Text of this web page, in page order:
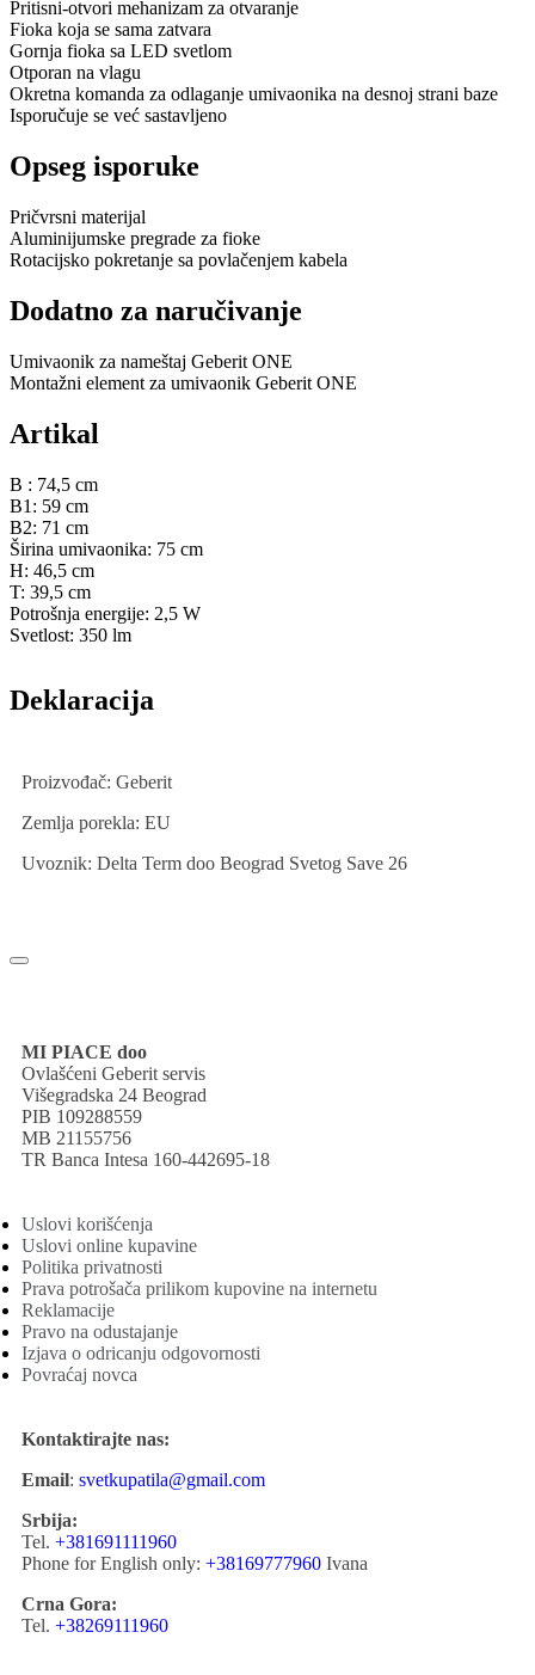
Pritisni-otvori mehanizam za otvaranje
Fioka koja se sama zatvara
Gornja fioka sa LED svetlom
Otporan na vlagu
Okretna komanda za odlaganje umivaonika na desnoj strani baze
Isporučuje se već sastavljeno
Opseg isporuke
Pričvrsni materijal
Aluminijumske pregrade za fioke
Rotacijsko pokretanje sa povlačenjem kabela
Dodatno za naručivanje
Umivaonik za nameštaj Geberit ONE
Montažni element za umivaonik Geberit ONE
Artikal
B : 74,5 cm
B1: 59 cm
B2: 71 cm
Širina umivaonika: 75 cm
H: 46,5 cm
T: 39,5 cm
Potrošnja energije: 2,5 W
Svetlost: 350 lm
Deklaracija
Proizvođač: Geberit
Zemlja porekla: EU
Uvoznik: Delta Term doo Beograd Svetog Save 26
MI PIACE doo
Ovlašćeni Geberit servis
Višegradska 24 Beograd
PIB 109288559
MB 21155756
TR Banca Intesa 160-442695-18
Uslovi korišćenja
Uslovi online kupavine
Politika privatnosti
Prava potrošača prilikom kupovine na internetu
Reklamacije
Pravo na odustajanje
Izjava o odricanju odgovornosti
Povraćaj novca
Kontaktirajte nas:
Email: svetkupatila@gmail.com
Srbija:
Tel. +381691111960
Phone for English only: +38169777960 Ivana
Crna Gora:
Tel. +38269111960